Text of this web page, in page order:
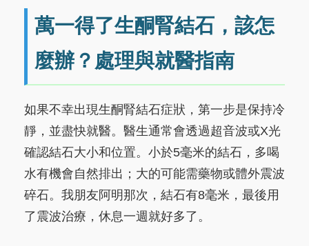
萬一得了生酮腎結石，該怎
麼辦？處理與就醫指南
如果不幸出現生酮腎結石症狀，第一步是保持冷
靜，並盡快就醫。醫生通常會透過超音波或X光
確認結石大小和位置。小於5毫米的結石，多喝
水有機會自然排出；大的可能需藥物或體外震波
碎石。我朋友阿明那次，結石有8毫米，最後用
了震波治療，休息一週就好多了。